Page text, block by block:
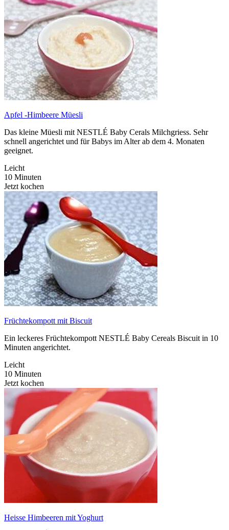
Apfel -Himbeere Müesli
Das kleine Müesli mit NESTLÉ Baby Cerals Milchgriess. Sehr
schnell angerichtet und für Babys im Alter ab dem 4. Monaten
geeignet.
Leicht
10 Minuten
Jetzt kochen
Früchtekompott mit Biscuit
Ein leckeres Früchtekompott NESTLÉ Baby Cereals Biscuit in 10
Minuten angerichtet.
Leicht
10 Minuten
Jetzt kochen
Heisse Himbeeren mit Yoghurt